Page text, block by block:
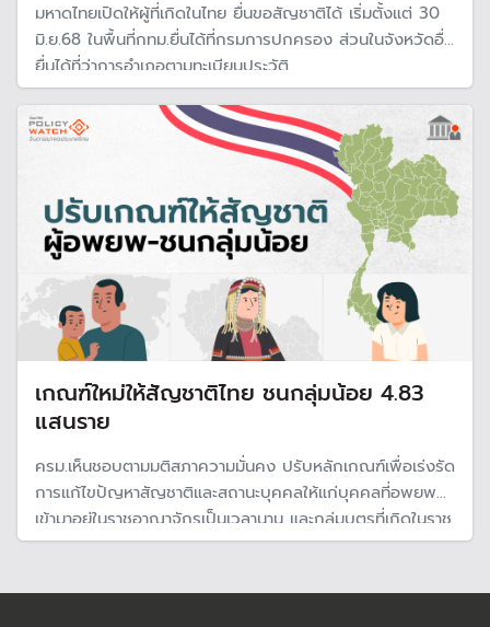
มหาดไทยเปิดให้ผู้ที่เกิดในไทย ยื่นขอสัญชาติได้ เริ่มตั้งแต่ 30
มิ.ย.68 ในพื้นที่กทม.ยื่นได้ที่กรมการปกครอง ส่วนในจังหวัดอื่น
ยื่นได้ที่ว่าการอำเภอตามทะเบียนประวัติ
เกณฑ์ใหม่ให้สัญชาติไทย ชนกลุ่มน้อย 4.83
แสนราย
ครม.เห็นชอบตามมติสภาความมั่นคง ปรับหลักเกณฑ์เพื่อเร่งรัด
การแก้ไขปัญหาสัญชาติและสถานะบุคคลให้แก่บุคคลที่อพยพ
เข้ามาอยู่ในราชอาณาจักรเป็นเวลานาน และกลุ่มบุตรที่เกิดในราช
อาณาจักร 4.83 แสนคน หลังค้างมานานกว่า 30 ปี ยันไม่เอื้อ